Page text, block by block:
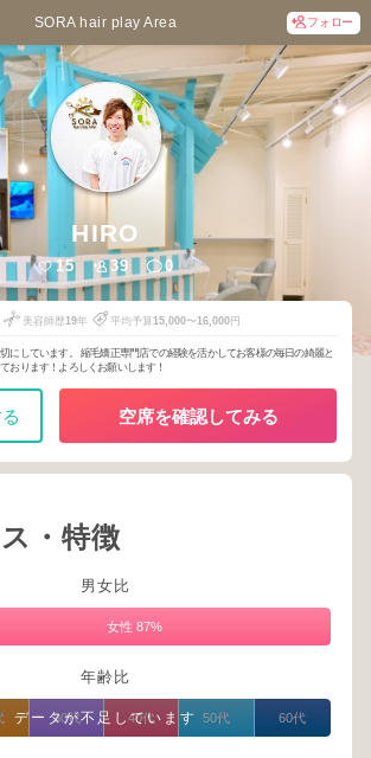
SORA hair play Area フォロー
HIRO
15 39 0
美容師歴19年 平均予算15,000〜16,000円
にしています。 縮毛矯正専門店での経験を活かしてお客様の毎日の綺麗と
おります！よろしくお願いします！
空席を確認してみる
・特徴
男女比
女性 87%
年齢比
データが不足しています
30代 40代 50代 60代